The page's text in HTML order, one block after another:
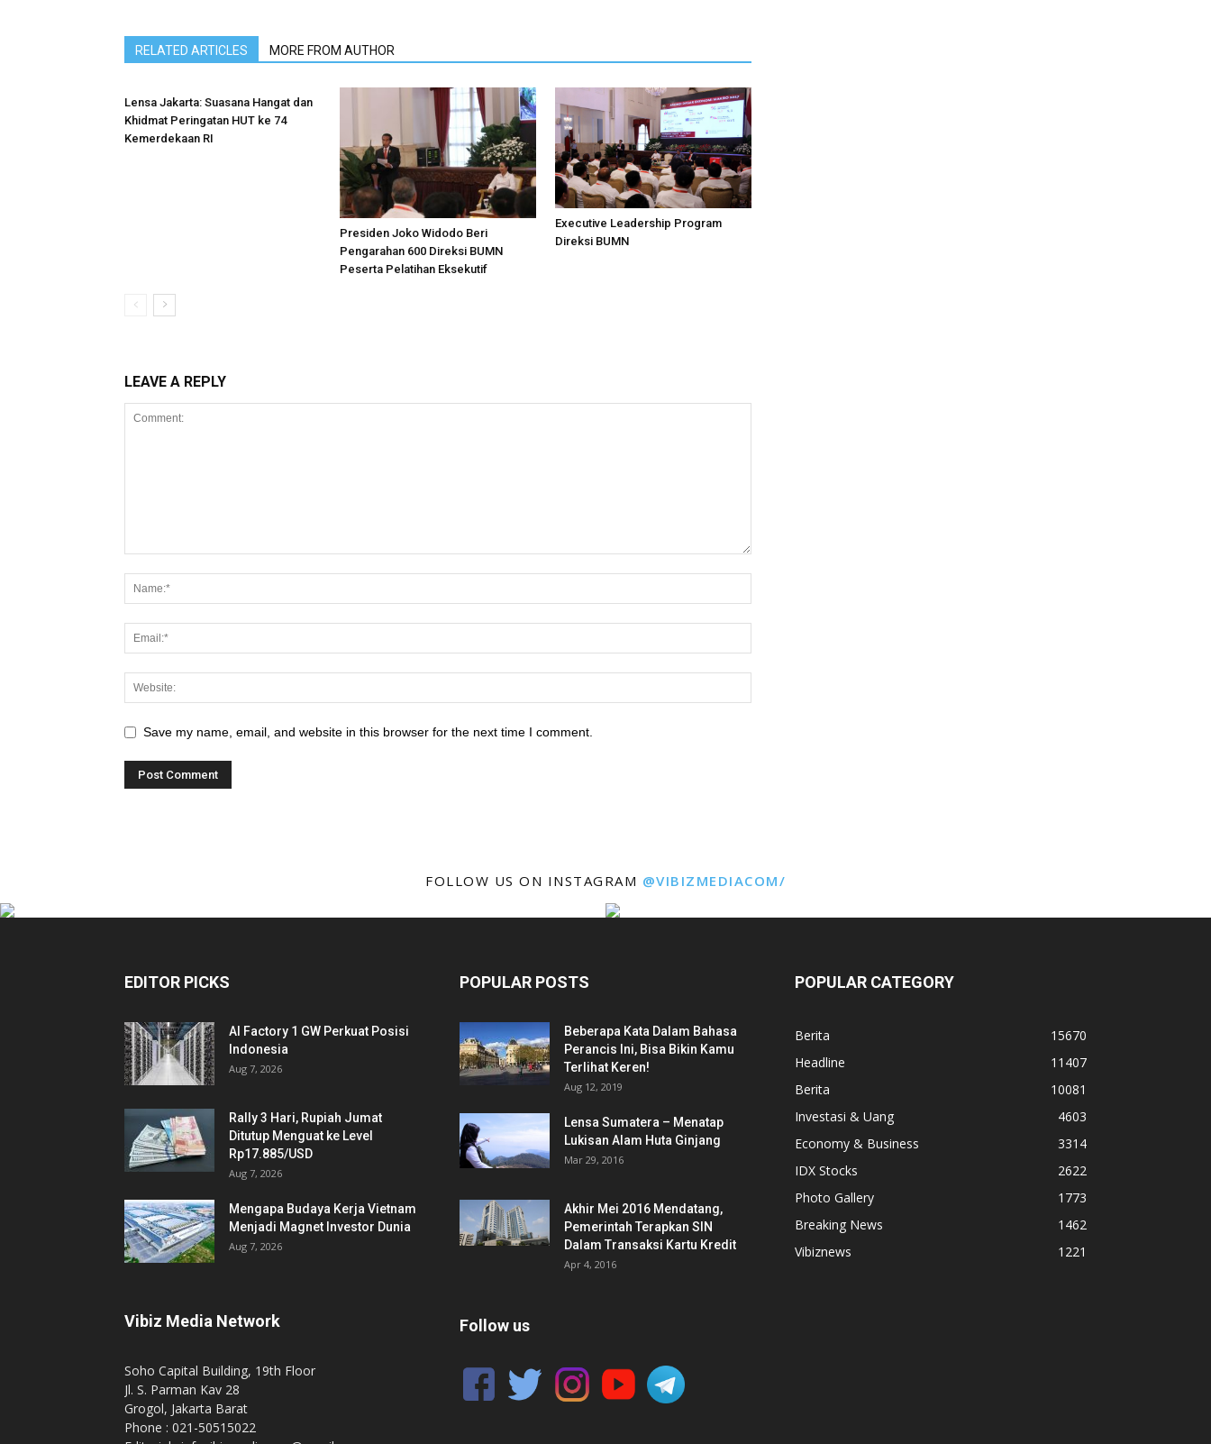
RELATED ARTICLES MORE FROM AUTHOR
Lensa Jakarta: Suasana Hangat dan
Khidmat Peringatan HUT ke 74
Kemerdekaan RI
Presiden Joko Widodo Beri
Pengarahan 600 Direksi BUMN
Peserta Pelatihan Eksekutif
Executive Leadership Program
Direksi BUMN
LEAVE A REPLY
Save my name, email, and website in this browser for the next time I comment.
FOLLOW US ON INSTAGRAM @VIBIZMEDIACOM/
EDITOR PICKS
AI Factory 1 GW Perkuat Posisi
Indonesia
Aug 7, 2026
Rally 3 Hari, Rupiah Jumat
Ditutup Menguat ke Level
Rp17.885/USD
Aug 7, 2026
Mengapa Budaya Kerja Vietnam
Menjadi Magnet Investor Dunia
Aug 7, 2026
Vibiz Media Network
Soho Capital Building, 19th Floor
Jl. S. Parman Kav 28
Grogol, Jakarta Barat
Phone : 021-50515022
POPULAR POSTS
Beberapa Kata Dalam Bahasa
Perancis Ini, Bisa Bikin Kamu
Terlihat Keren!
Aug 12, 2019
Lensa Sumatera – Menatap
Lukisan Alam Huta Ginjang
Mar 29, 2016
Akhir Mei 2016 Mendatang,
Pemerintah Terapkan SIN
Dalam Transaksi Kartu Kredit
Apr 4, 2016
Follow us
POPULAR CATEGORY
Berita
15670
Headline
11407
Berita
10081
Investasi & Uang
4603
Economy & Business
3314
IDX Stocks
2622
Photo Gallery
1773
Breaking News
1462
Vibiznews
1221